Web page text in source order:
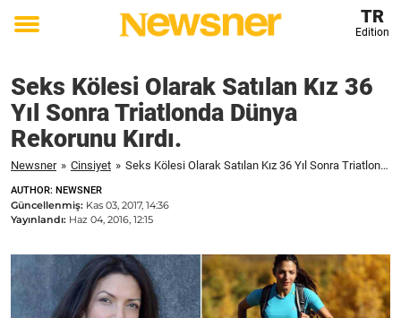
Toggle
TR
Edition
Seks Kölesi Olarak Satılan Kız 36
Yıl Sonra Triatlonda Dünya
Rekorunu Kırdı.
Newsner » Cinsiyet » Seks Kölesi Olarak Satılan Kız 36 Yıl Sonra Triatlonda Dünya Rekorunu Kırdı.
AUTHOR: NEWSNER
Güncellenmiş: Kas 03, 2017, 14:36
Yayınlandı: Haz 04, 2016, 12:15